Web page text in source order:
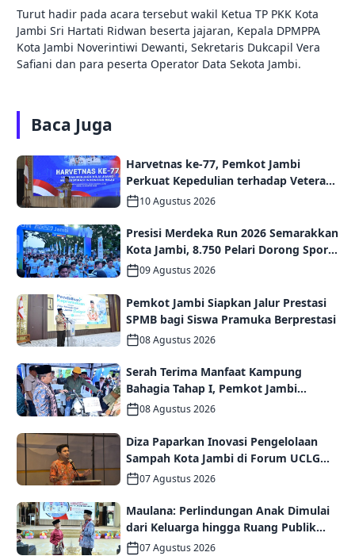
Turut hadir pada acara tersebut wakil Ketua TP PKK Kota
Jambi Sri Hartati Ridwan beserta jajaran, Kepala DPMPPA
Kota Jambi Noverintiwi Dewanti, Sekretaris Dukcapil Vera
Safiani dan para peserta Operator Data Sekota Jambi.
Baca Juga
Harvetnas ke-77, Pemkot Jambi
Perkuat Kepedulian terhadap Veteran
dan Semangat Nasionalisme Generasi
10 Agustus 2026
Presisi Merdeka Run 2026 Semarakkan
Kota Jambi, 8.750 Pelari Dorong Sport
Tourism dan Ekonomi Daerah
09 Agustus 2026
Pemkot Jambi Siapkan Jalur Prestasi
SPMB bagi Siswa Pramuka Berprestasi
08 Agustus 2026
Serah Terima Manfaat Kampung
Bahagia Tahap I, Pemkot Jambi
Targetkan Potensi Pengembangan
Kampung Wisata
08 Agustus 2026
Diza Paparkan Inovasi Pengelolaan
Sampah Kota Jambi di Forum UCLG
ASPAC, Dorong Kolaborasi Menuju
07 Agustus 2026
Maulana: Perlindungan Anak Dimulai
dari Keluarga hingga Ruang Publik
yang Ramah
07 Agustus 2026